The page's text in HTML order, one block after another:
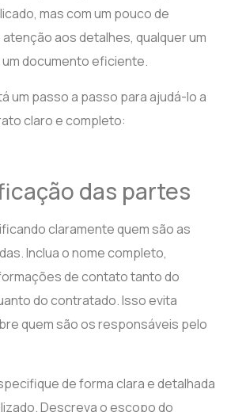
mas com um pouco de
aos detalhes, qualquer um
documento eficiente.
um passo a passo para ajudá-lo a
claro e completo:
das partes
claramente quem são as
Inclua o nome completo,
de contato tanto do
do contratado. Isso evita
quem são os responsáveis pelo
de forma clara e detalhada
Descreva o escopo do